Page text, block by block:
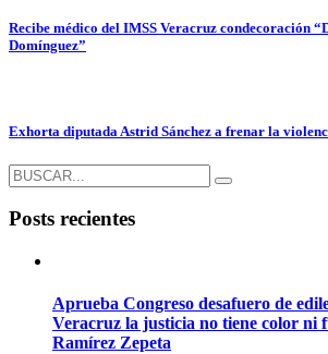
Recibe médico del IMSS Veracruz condecoración
Domínguez”
Exhorta diputada Astrid Sánchez a frenar la
Posts recientes
Aprueba Congreso desafuero de
Veracruz la justicia no tiene color ni
Ramírez Zepeta